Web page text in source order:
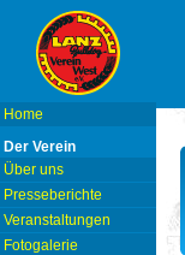
Home
Der Verein
Über uns
Presseberichte
Veranstaltungen
Fotogalerie